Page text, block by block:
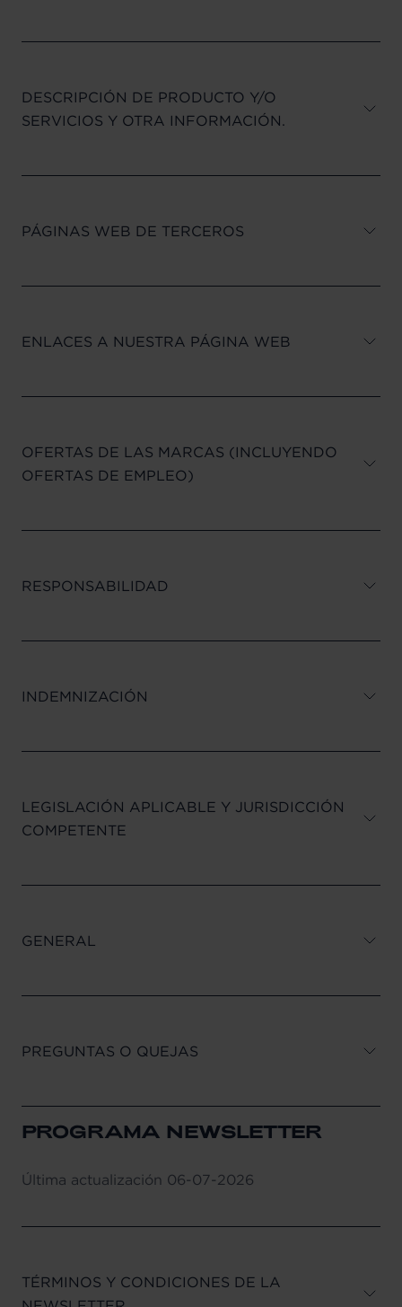
DESCRIPCIÓN DE PRODUCTO Y/O
SERVICIOS Y OTRA INFORMACIÓN.
PÁGINAS WEB DE TERCEROS
ENLACES A NUESTRA PÁGINA WEB
OFERTAS DE LAS MARCAS (INCLUYENDO
OFERTAS DE EMPLEO)
RESPONSABILIDAD
INDEMNIZACIÓN
LEGISLACIÓN APLICABLE Y JURISDICCIÓN
COMPETENTE
GENERAL
PREGUNTAS O QUEJAS
PROGRAMA NEWSLETTER
Última actualización 06-07-2026
TÉRMINOS Y CONDICIONES DE LA